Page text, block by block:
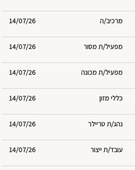
מרכיב/ה 14/07/26
מפעיל/ת מסור 14/07/26
מפעיל/ת מכונה 14/07/26
כללי מזון 14/07/26
נהג/ת טריילר 14/07/26
עובד/ת ייצור 14/07/26